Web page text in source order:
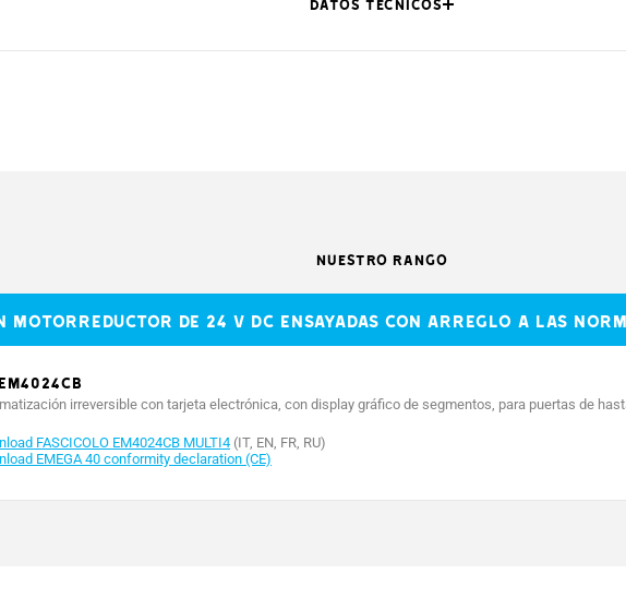
DATOS TÉCNICOS
24 DC
NUESTRO RANGO
motorreductor de 24 V DC ensayadas con arreglo a las normas
irreversible con tarjeta electrónica, con display gráfico de segmentos, para puertas de
FASCICOLO EM4024CB MULTI4 (IT, EN, FR, RU)
EMEGA 40 conformity declaration (CE)